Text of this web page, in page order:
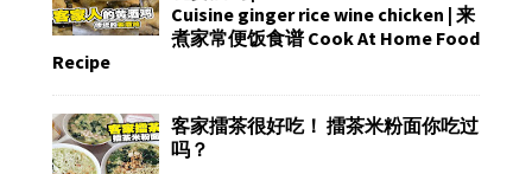
Cuisine ginger rice wine chicken | 来
煮家常便饭食谱 Cook At Home Food
Recipe
客家擂茶很好吃！ 擂茶米粉面你吃过
吗？